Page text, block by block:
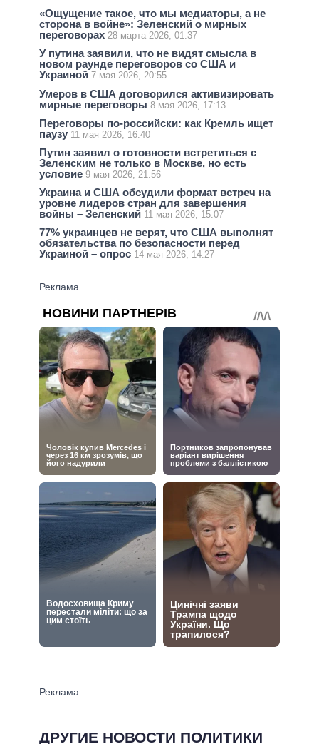
«Ощущение такое, что мы медиаторы, а не
сторона в войне»: Зеленский о мирных
переговорах 28 марта 2026, 01:37
У путина заявили, что не видят смысла в
новом раунде переговоров со США и
Украиной 7 мая 2026, 20:55
Умеров в США договорился активизировать
мирные переговоры 8 мая 2026, 17:13
Переговоры по-российски: как Кремль ищет
паузу 11 мая 2026, 16:40
Путин заявил о готовности встретиться с
Зеленским не только в Москве, но есть
условие 9 мая 2026, 21:56
Украина и США обсудили формат встреч на
уровне лидеров стран для завершения
войны – Зеленский 11 мая 2026, 15:07
77% украинцев не верят, что США выполнят
обязательства по безопасности перед
Украиной – опрос 14 мая 2026, 14:27
ДРУГИЕ НОВОСТИ ПОЛИТИКИ